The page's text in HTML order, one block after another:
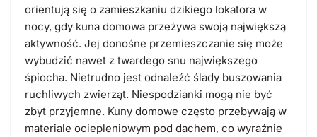
orientują się o zamieszkaniu dzikiego lokatora w
nocy, gdy kuna domowa przeżywa swoją największą
aktywność. Jej donośne przemieszczanie się może
wybudzić nawet z twardego snu największego
śpiocha. Nietrudno jest odnaleźć ślady buszowania
ruchliwych zwierząt. Niespodzianki mogą nie być
zbyt przyjemne. Kuny domowe często przebywają w
materiale ociepleniowym pod dachem, co wyraźnie